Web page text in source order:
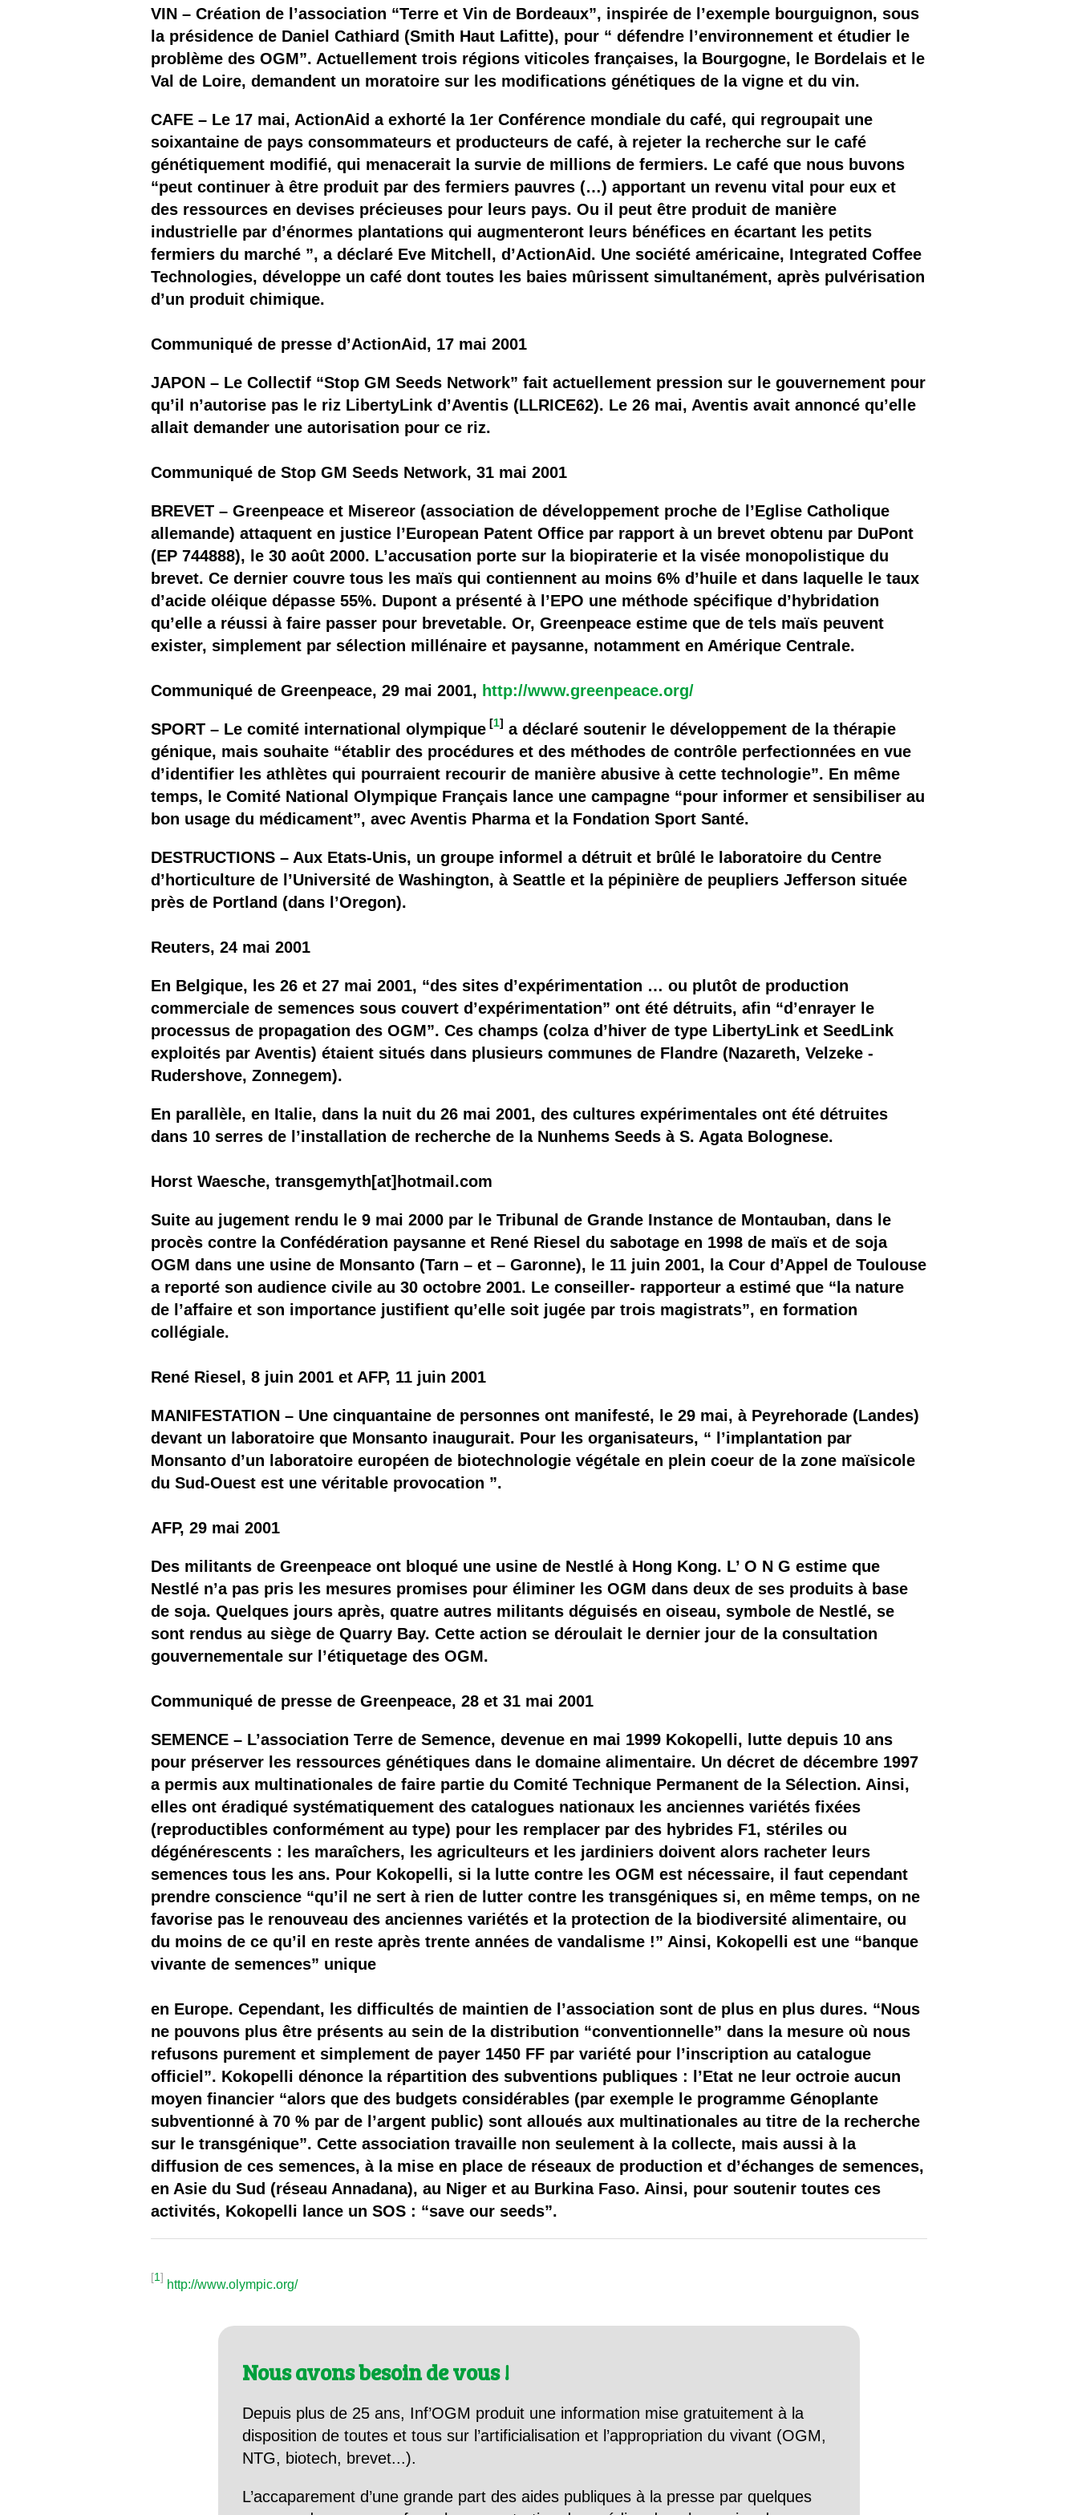
Il y a semence…. et semence
Quels sont les avantages et les inconvénients des OGM ?
VIN – Création de l’association “Terre et Vin de Bordeaux”, inspirée de l’exemple bourguignon, sous
la présidence de Daniel Cathiard (Smith Haut Lafitte), pour “ défendre l’environnement et étudier le
problème des OGM”. Actuellement trois régions viticoles françaises, la Bourgogne, le Bordelais et le
Val de Loire, demandent un moratoire sur les modifications génétiques de la vigne et du vin.
CAFE – Le 17 mai, ActionAid a exhorté la 1er Conférence mondiale du café, qui regroupait une
soixantaine de pays consommateurs et producteurs de café, à rejeter la recherche sur le café
génétiquement modifié, qui menacerait la survie de millions de fermiers. Le café que nous buvons
“peut continuer à être produit par des fermiers pauvres (…) apportant un revenu vital pour eux et
des ressources en devises précieuses pour leurs pays. Ou il peut être produit de manière
industrielle par d’énormes plantations qui augmenteront leurs bénéfices en écartant les petits
fermiers du marché ”, a déclaré Eve Mitchell, d’ActionAid. Une société américaine, Integrated Coffee
Technologies, développe un café dont toutes les baies mûrissent simultanément, après pulvérisation
d’un produit chimique.
Communiqué de presse d’ActionAid, 17 mai 2001
JAPON – Le Collectif “Stop GM Seeds Network” fait actuellement pression sur le gouvernement pour
qu’il n’autorise pas le riz LibertyLink d’Aventis (LLRICE62). Le 26 mai, Aventis avait annoncé qu’elle
allait demander une autorisation pour ce riz.
Communiqué de Stop GM Seeds Network, 31 mai 2001
BREVET – Greenpeace et Misereor (association de développement proche de l’Eglise Catholique
allemande) attaquent en justice l’European Patent Office par rapport à un brevet obtenu par DuPont
(EP 744888), le 30 août 2000. L’accusation porte sur la biopiraterie et la visée monopolistique du
brevet. Ce dernier couvre tous les maïs qui contiennent au moins 6% d’huile et dans laquelle le taux
d’acide oléique dépasse 55%. Dupont a présenté à l’EPO une méthode spécifique d’hybridation
qu’elle a réussi à faire passer pour brevetable. Or, Greenpeace estime que de tels maïs peuvent
exister, simplement par sélection millénaire et paysanne, notamment en Amérique Centrale.
Communiqué de Greenpeace, 29 mai 2001, http://www.greenpeace.org/
SPORT – Le comité international olympique [1] a déclaré soutenir le développement de la thérapie
génique, mais souhaite “établir des procédures et des méthodes de contrôle perfectionnées en vue
d’identifier les athlètes qui pourraient recourir de manière abusive à cette technologie”. En même
temps, le Comité National Olympique Français lance une campagne “pour informer et sensibiliser au
bon usage du médicament”, avec Aventis Pharma et la Fondation Sport Santé.
DESTRUCTIONS – Aux Etats-Unis, un groupe informel a détruit et brûlé le laboratoire du Centre
d’horticulture de l’Université de Washington, à Seattle et la pépinière de peupliers Jefferson située
près de Portland (dans l’Oregon).
Reuters, 24 mai 2001
En Belgique, les 26 et 27 mai 2001, “des sites d’expérimentation … ou plutôt de production
commerciale de semences sous couvert d’expérimentation” ont été détruits, afin “d’enrayer le
processus de propagation des OGM”. Ces champs (colza d’hiver de type LibertyLink et SeedLink
exploités par Aventis) étaient situés dans plusieurs communes de Flandre (Nazareth, Velzeke -
Rudershove, Zonnegem).
En parallèle, en Italie, dans la nuit du 26 mai 2001, des cultures expérimentales ont été détruites
dans 10 serres de l’installation de recherche de la Nunhems Seeds à S. Agata Bolognese.
Horst Waesche, transgemyth[at]hotmail.com
Suite au jugement rendu le 9 mai 2000 par le Tribunal de Grande Instance de Montauban, dans le
procès contre la Confédération paysanne et René Riesel du sabotage en 1998 de maïs et de soja
OGM dans une usine de Monsanto (Tarn – et – Garonne), le 11 juin 2001, la Cour d’Appel de Toulouse
a reporté son audience civile au 30 octobre 2001. Le conseiller- rapporteur a estimé que “la nature
de l’affaire et son importance justifient qu’elle soit jugée par trois magistrats”, en formation
collégiale.
René Riesel, 8 juin 2001 et AFP, 11 juin 2001
MANIFESTATION – Une cinquantaine de personnes ont manifesté, le 29 mai, à Peyrehorade (Landes)
devant un laboratoire que Monsanto inaugurait. Pour les organisateurs, “ l’implantation par
Monsanto d’un laboratoire européen de biotechnologie végétale en plein coeur de la zone maïsicole
du Sud-Ouest est une véritable provocation ”.
AFP, 29 mai 2001
Des militants de Greenpeace ont bloqué une usine de Nestlé à Hong Kong. L’ O N G estime que
Nestlé n’a pas pris les mesures promises pour éliminer les OGM dans deux de ses produits à base
de soja. Quelques jours après, quatre autres militants déguisés en oiseau, symbole de Nestlé, se
sont rendus au siège de Quarry Bay. Cette action se déroulait le dernier jour de la consultation
gouvernementale sur l’étiquetage des OGM.
Communiqué de presse de Greenpeace, 28 et 31 mai 2001
SEMENCE – L’association Terre de Semence, devenue en mai 1999 Kokopelli, lutte depuis 10 ans
pour préserver les ressources génétiques dans le domaine alimentaire. Un décret de décembre 1997
a permis aux multinationales de faire partie du Comité Technique Permanent de la Sélection. Ainsi,
elles ont éradiqué systématiquement des catalogues nationaux les anciennes variétés fixées
(reproductibles conformément au type) pour les remplacer par des hybrides F1, stériles ou
dégénérescents : les maraîchers, les agriculteurs et les jardiniers doivent alors racheter leurs
semences tous les ans. Pour Kokopelli, si la lutte contre les OGM est nécessaire, il faut cependant
prendre conscience “qu’il ne sert à rien de lutter contre les transgéniques si, en même temps, on ne
favorise pas le renouveau des anciennes variétés et la protection de la biodiversité alimentaire, ou
du moins de ce qu’il en reste après trente années de vandalisme !” Ainsi, Kokopelli est une “banque
vivante de semences” unique
en Europe. Cependant, les difficultés de maintien de l’association sont de plus en plus dures. “Nous
ne pouvons plus être présents au sein de la distribution “conventionnelle” dans la mesure où nous
refusons purement et simplement de payer 1450 FF par variété pour l’inscription au catalogue
officiel”. Kokopelli dénonce la répartition des subventions publiques : l’Etat ne leur octroie aucun
moyen financier “alors que des budgets considérables (par exemple le programme Génoplante
subventionné à 70 % par de l’argent public) sont alloués aux multinationales au titre de la recherche
sur le transgénique”. Cette association travaille non seulement à la collecte, mais aussi à la
diffusion de ces semences, à la mise en place de réseaux de production et d’échanges de semences,
en Asie du Sud (réseau Annadana), au Niger et au Burkina Faso. Ainsi, pour soutenir toutes ces
activités, Kokopelli lance un SOS : “save our seeds”.
[1]
http://www.olympic.org/
Nous avons besoin de vous !
Depuis plus de 25 ans, Inf’OGM produit une information mise gratuitement à la
disposition de toutes et tous sur l’artificialisation et l’appropriation du vivant (OGM,
NTG, biotech, brevet...).
L’accaparement d’une grande part des aides publiques à la presse par quelques